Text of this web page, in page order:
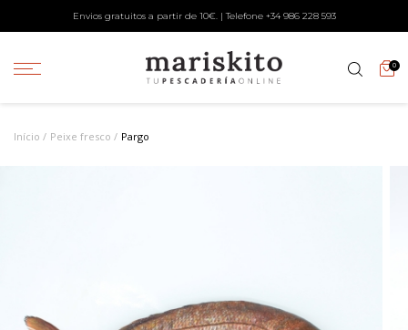
Envios gratuitos a partir de 10€. | Telefone +34 986 228 593
0
Início Peixe fresco Pargo